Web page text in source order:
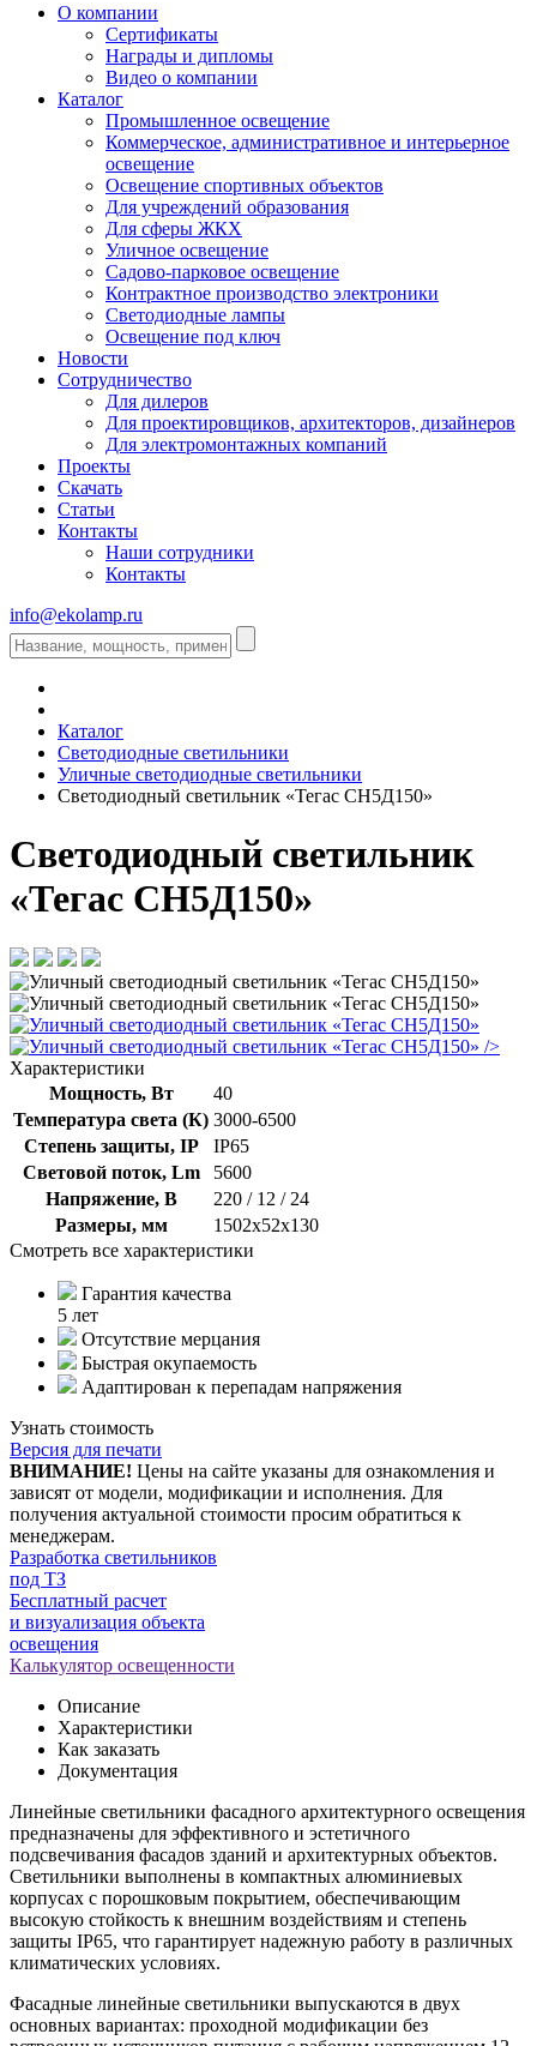
О компании
Сертификаты
Награды и дипломы
Видео о компании
Каталог
Промышленное освещение
Коммерческое, административное и интерьерное
освещение
Освещение спортивных объектов
Для учреждений образования
Для сферы ЖКХ
Уличное освещение
Садово-парковое освещение
Контрактное производство электроники
Светодиодные лампы
Освещение под ключ
Новости
Сотрудничество
Для дилеров
Для проектировщиков, архитекторов, дизайнеров
Для электромонтажных компаний
Проекты
Скачать
Статьи
Контакты
Наши сотрудники
Контакты
info@ekolamp.ru
Каталог
Светодиодные светильники
Уличные светодиодные светильники
Светодиодный светильник «Тегас СН5Д150»
Светодиодный светильник
«Тегас СН5Д150»
/>
Характеристики
Мощность, Вт
40
Температура света (К) 3000-6500
Степень защиты, IP
IP65
Световой поток, Lm
5600
Напряжение, В
220 / 12 / 24
Размеры, мм
1502х52х130
Смотреть все характеристики
Гарантия качества
5 лет
Отсутствие мерцания
Быстрая окупаемость
Адаптирован к перепадам напряжения
Узнать стоимость
Версия для печати
ВНИМАНИЕ! Цены на сайте указаны для ознакомления и
зависят от модели, модификации и исполнения. Для
получения актуальной стоимости просим обратиться к
менеджерам.
Разработка светильников
под ТЗ
Бесплатный расчет
и визуализация объекта
освещения
Калькулятор освещенности
Описание
Характеристики
Как заказать
Документация
Линейные светильники фасадного архитектурного освещения
предназначены для эффективного и эстетичного
подсвечивания фасадов зданий и архитектурных объектов.
Светильники выполнены в компактных алюминиевых
корпусах с порошковым покрытием, обеспечивающим
высокую стойкость к внешним воздействиям и степень
защиты IP65, что гарантирует надежную работу в различных
климатических условиях.
Фасадные линейные светильники выпускаются в двух
основных вариантах: проходной модификации без